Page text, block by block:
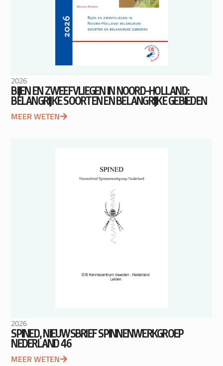
2026
BIJEN EN ZWEEFVLIEGEN IN NOORD-HOLLAND:
BELANGRIJKE SOORTEN EN BELANGRIJKE GEBIEDEN
MEER WETEN
2026
SPINED, NIEUWSBRIEF SPINNENWERKGROEP
NEDERLAND 46
MEER WETEN